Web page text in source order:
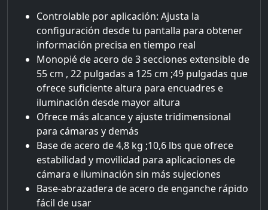
Controlable por aplicación: Ajusta la
configuración desde tu pantalla para obtener
información precisa en tiempo real
Monopié de acero de 3 secciones extensible de
55 cm , 22 pulgadas a 125 cm ;49 pulgadas que
ofrece suficiente altura para encuadres e
iluminación desde mayor altura
Ofrece más alcance y ajuste tridimensional
para cámaras y demás
Base de acero de 4,8 kg ;10,6 lbs que ofrece
estabilidad y movilidad para aplicaciones de
cámara e iluminación sin más sujeciones
Base-abrazadera de acero de enganche rápido
fácil de usar